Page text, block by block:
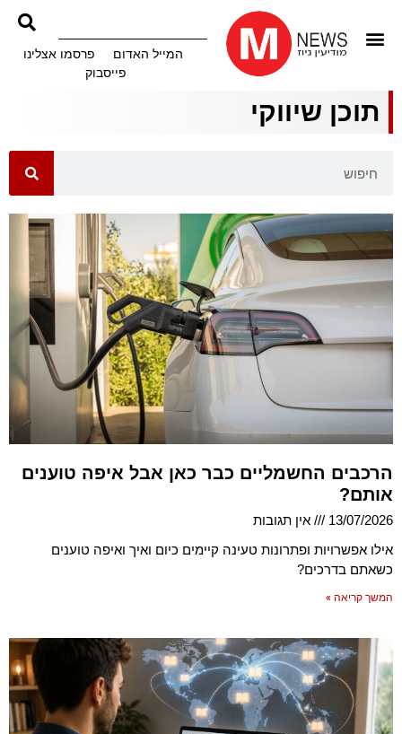
המייל האדום
פרסמו אצלינו
פייסבוק
תוכן שיווקי
הרכבים החשמליים כבר כאן אבל איפה טוענים
אותם?
13/07/2026
אין תגובות
אילו אפשרויות ופתרונות טעינה קיימים כיום ואיך ואיפה טוענים
כשאתם בדרכים?
המשך קריאה »